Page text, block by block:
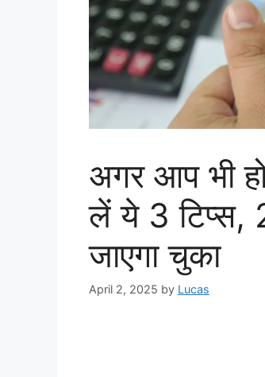
अगर आप भी
लें ये 3 टिप्स,
जाएगा चुका
April 2, 2025 by Lucas